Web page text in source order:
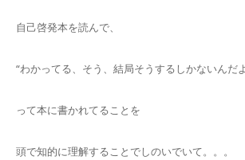
自己啓発本を読んで、
“わかってる、そう、結局そうするしかないんだ
って本に書かれてることを
頭で知的に理解することでしのいでいて。。。